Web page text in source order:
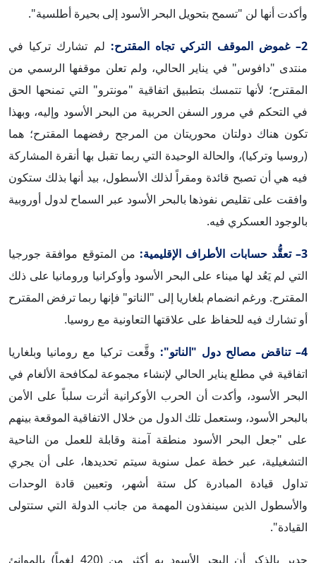
وأكدت أنها لن "تسمح بتحويل البحر الأسود إلى بحيرة أطلسية".
2– غموض الموقف التركي تجاه المقترح:
لم تشارك تركيا في
منتدى "دافوس" في يناير الحالي، ولم تعلن موقفها الرسمي من
المقترح؛ لأنها تتمسك بتطبيق اتفاقية "مونترو" التي تمنحها الحق
في التحكم في مرور السفن الحربية من البحر الأسود وإليه، وبهذا
تكون هناك دولتان محوريتان من المرجح رفضهما المقترح؛ هما
(روسيا وتركيا)، والحالة الوحيدة التي ربما تقبل بها أنقرة المشاركة
فيه هي أن تصبح قائدة ومقراً لذلك الأسطول، بيد أنها بذلك ستكون
وافقت على تقليص نفوذها بالبحر الأسود عبر السماح لدول أوروبية
بالوجود العسكري فيه.
3– تعقُّد حسابات الأطراف الإقليمية:
من المتوقع موافقة جورجيا
التي لم يَعُد لها ميناء على البحر الأسود وأوكرانيا ورومانيا على ذلك
المقترح. ورغم انضمام بلغاريا إلى "الناتو" فإنها ربما ترفض المقترح
أو تشارك فيه للحفاظ على علاقتها التعاونية مع روسيا.
4– تناقض مصالح دول "الناتو":
وقَّعت تركيا مع رومانيا وبلغاريا
اتفاقية في مطلع يناير الحالي لإنشاء مجموعة لمكافحة الألغام في
البحر الأسود، وأكدت أن الحرب الأوكرانية أثرت سلباً على الأمن
بالبحر الأسود، وستعمل تلك الدول من خلال الاتفاقية الموقعة بينهم
على "جعل البحر الأسود منطقة آمنة وقابلة للعمل من الناحية
التشغيلية، عبر خطة عمل سنوية سيتم تحديدها، على أن يجري
تداول قيادة المبادرة كل ستة أشهر، وتعيين قادة الوحدات
والأسطول الذين سينفذون المهمة من جانب الدولة التي ستتولى
القيادة".
جدير بالذكر أن البحر الأسود به أكثر من (420 لغماً) بالموانئ